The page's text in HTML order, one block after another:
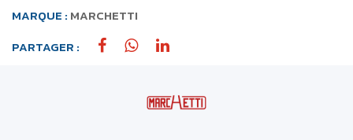
MARQUE : MARCHETTI
PARTAGER :